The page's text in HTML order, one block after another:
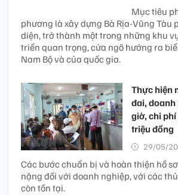
Mục tiêu
phương là xây dựng Bà Rịa-Vũng Tàu
diện, trở thành một trong những khu
triển quan trọng, cửa ngõ hướng ra
Nam Bộ và của quốc gia.
Thực hiện
đai,
giờ, chi
triệu đồng
29/05/
Các bước chuẩn bị và hoàn thiện hồ
nặng đối với doanh nghiệp, với các thủ
còn tồn tại.